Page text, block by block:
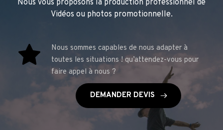
Nous vous proposons la production professionnel de
Vidéos ou photos promotionnelle.
Nous sommes capables de nous adapter à
toutes les situations ! qu’attendez-vous pour
faire appel à nous ?
DEMANDER DEVIS